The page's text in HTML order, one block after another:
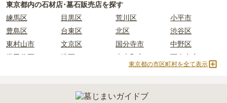
必ず確認することをおすすめします。
現地への見学が難しい場合は、資料請求でも各霊園の詳しい料金案
内を取り寄せることができます。
東京都内の石材店･墓石販売店を探す
練馬区
目黒区 荒川区
小平市
豊島区
台東区 北区
渋谷区
東村山市
文京区 国分寺市
中野区
世田谷区
港区 東大和市
西東京市
町田市 府中市
東京都の市区町村を全て表示